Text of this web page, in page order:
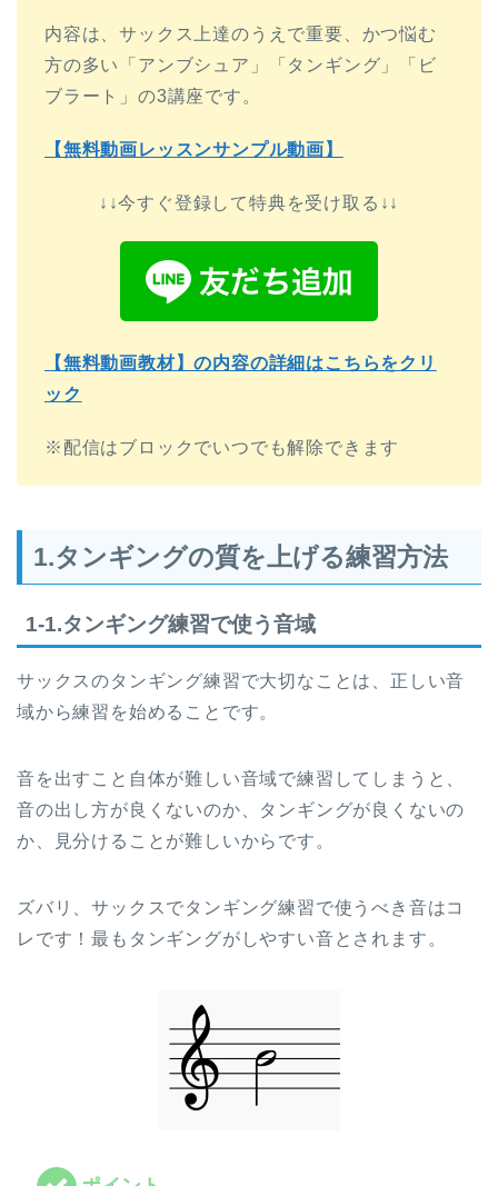
内容は、サックス上達のうえで重要、かつ悩む
方の多い「アンブシュア」「タンギング」「ビ
ブラート」の3講座です。
【無料動画レッスンサンプル動画】
↓↓今すぐ登録して特典を受け取る↓↓
【無料動画教材】の内容の詳細はこちらをクリ
ック
※配信はブロックでいつでも解除できます
1.タンギングの質を上げる練習方法
1-1.タンギング練習で使う音域
サックスのタンギング練習で大切なことは、正しい音
域から練習を始めることです。
音を出すこと自体が難しい音域で練習してしまうと、
音の出し方が良くないのか、タンギングが良くないの
か、見分けることが難しいからです。
ズバリ、サックスでタンギング練習で使うべき音はコ
レです！最もタンギングがしやすい音とされます。